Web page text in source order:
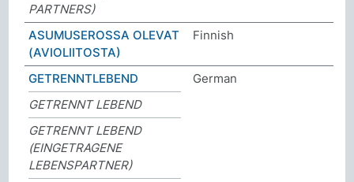
PARTNERS)
ASUMUSEROSSA OLEVAT
(AVIOLIITOSTA)
Finnish
GETRENNTLEBEND
German
GETRENNT LEBEND
GETRENNT LEBEND
(EINGETRAGENE
LEBENSPARTNER)